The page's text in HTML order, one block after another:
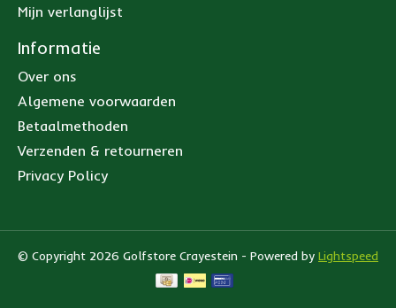
Mijn verlanglijst
Informatie
Over ons
Algemene voorwaarden
Betaalmethoden
Verzenden & retourneren
Privacy Policy
© Copyright 2026 Golfstore Crayestein - Powered by Lightspeed